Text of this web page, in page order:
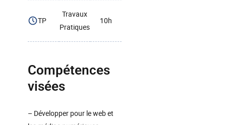
TP
Travaux
Pratiques
10h
Compétences
visées
– Développer pour le web et